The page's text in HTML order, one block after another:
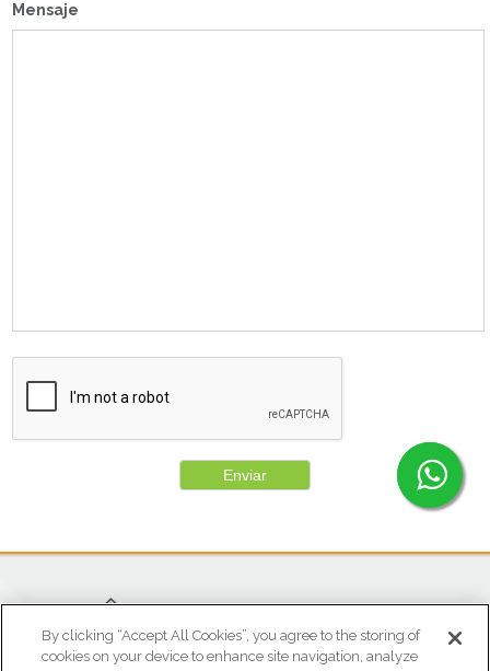
Mensaje
Enviar
By clicking “Accept All Cookies”, you agree to the storing of
cookies on your device to enhance site navigation, analyze